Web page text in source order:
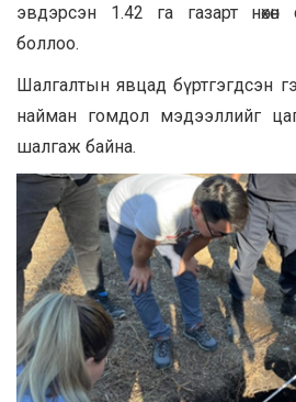
эвдэрсэн 1.42 га газарт нөхөн
боллоо.
Шалгалтын явцад бүртгэгдсэн
найман гомдол мэдээллийг
шалгаж байна.